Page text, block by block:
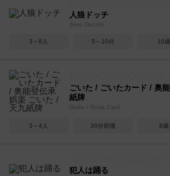
人狼ドッチ
Jinro Docchi
3～8人 5～10分 10
ごいた / ごいたカード / 奥
紙牌
Goita / Goita Card
3～4人 30分前後 8歳
犯人は踊る